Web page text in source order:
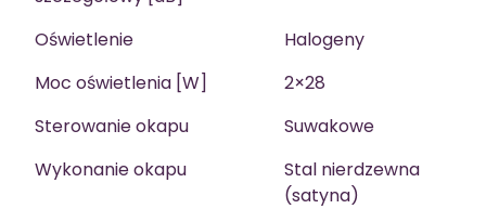
Oświetlenie
Halogeny
Moc oświetlenia [W]
2×28
Sterowanie okapu
Suwakowe
Wykonanie okapu
Stal nierdzewna
(satyna)